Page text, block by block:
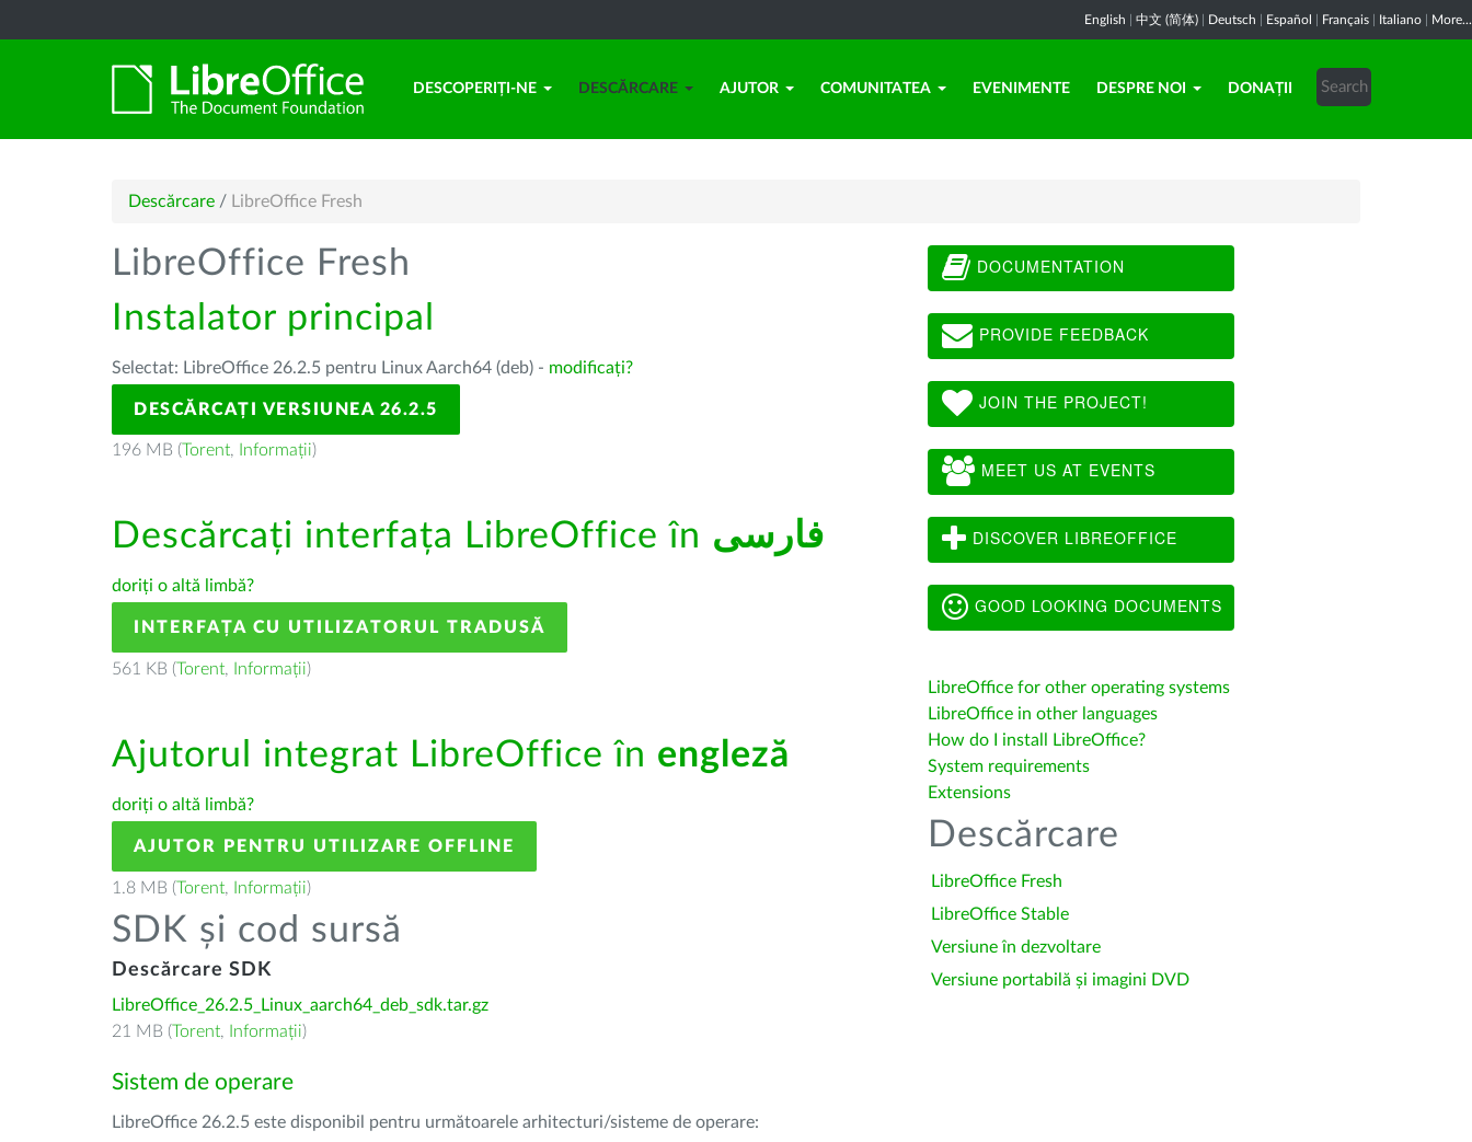
English 中文 (简体) Deutsch Español Français Italiano More...
DESCOPERIȚI-NE DESCĂRCARE AJUTOR COMUNITATEA EVENIMENTE DESPRE NOI DONAȚII
Descărcare / LibreOffice Fresh
LibreOffice Fresh
Instalator principal
Selectat: LibreOffice 26.2.5 pentru Linux Aarch64 (deb) - modificați?
DESCĂRCAȚI VERSIUNEA 26.2.5
196 MB (Torent, Informații)
Descărcați interfața LibreOffice în فارسى
doriți o altă limbă?
INTERFAȚA CU UTILIZATORUL TRADUSĂ
561 KB (Torent, Informații)
Ajutorul integrat LibreOffice în engleză
doriți o altă limbă?
AJUTOR PENTRU UTILIZARE OFFLINE
1.8 MB (Torent, Informații)
SDK și cod sursă
Descărcare SDK
LibreOffice_26.2.5_Linux_aarch64_deb_sdk.tar.gz
21 MB (Torent, Informații)
Sistem de operare
LibreOffice 26.2.5 este disponibil pentru următoarele arhitecturi/sisteme de operare:
DOCUMENTATION
PROVIDE FEEDBACK
JOIN THE PROJECT!
MEET US AT EVENTS
DISCOVER LIBREOFFICE
GOOD LOOKING DOCUMENTS
LibreOffice for other operating systems
LibreOffice in other languages
How do I install LibreOffice?
System requirements
Extensions
Descărcare
LibreOffice Fresh
LibreOffice Stable
Versiune în dezvoltare
Versiune portabilă și imagini DVD